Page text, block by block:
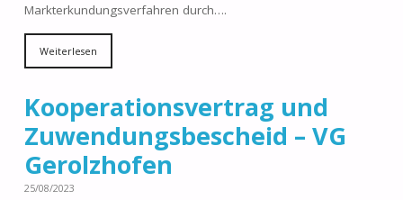
Markterkundungsverfahren durch….
Weiterlesen
Kooperationsvertrag und
Zuwendungsbescheid – VG
Gerolzhofen
25/08/2023